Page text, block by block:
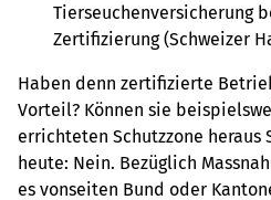
Tierseuchenversicherung
Zertifizierung (Schweizer
Haben denn zertifizierte
Vorteil? Können sie
errichteten Schutzzone heraus
heute: Nein. Bezüglich
es vonseiten Bund oder